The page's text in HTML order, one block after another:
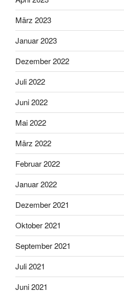
März 2023
Januar 2023
Dezember 2022
Juli 2022
Juni 2022
Mai 2022
März 2022
Februar 2022
Januar 2022
Dezember 2021
Oktober 2021
September 2021
Juli 2021
Juni 2021